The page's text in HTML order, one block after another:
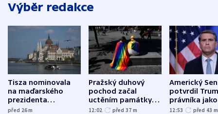
Výběr redakce
Tisza nominovala
na maďarského
prezidenta
bývalého šéfa
před 26m
Pražský duhový
pochod začal
uctěním památky
obětí berlínského
12:02 před 37 m
Americký
potvrdil
právníka jako
ministra
12:53 před 43 m